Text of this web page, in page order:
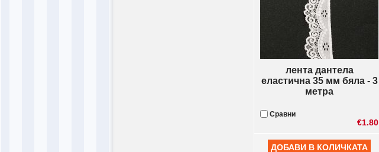
лента дантела
еластична 35 мм бяла - 3
метра
Сравни
€1.80